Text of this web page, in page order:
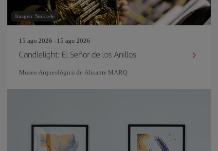
Imagen: Stokkete
15 ago 2026 - 15 ago 2026
Candlelight: El Señor de los Anillos
Museo Arqueológico de Alicante MARQ